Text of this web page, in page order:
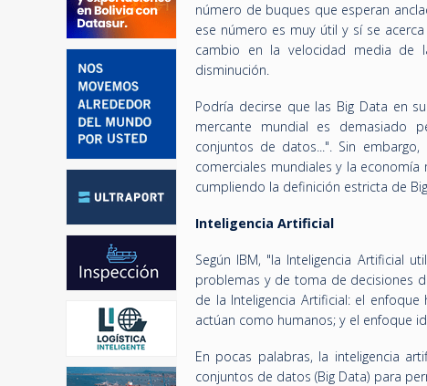
número de buques que esperan
ese número es muy útil y sí se
cambio en la velocidad media de
disminución.
Podría decirse que las Big Data en
mercante mundial es demasiado
conjuntos de datos...". Sin
comerciales mundiales y la
cumpliendo la definición estricta de
Inteligencia Artificial
Según IBM, "la Inteligencia Artificial
problemas y de toma de decisiones
de la Inteligencia Artificial: el
actúan como humanos; y el enfoque
En pocas palabras, la inteligencia
conjuntos de datos (Big Data) para